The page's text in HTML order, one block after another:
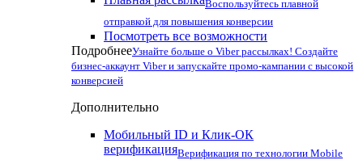
Воспользуйтесь плавной
отправкой для повышения конверсии
Посмотреть все возможности
ПодробнееУзнайте больше о Viber рассылках! Создайте
бизнес-аккаунт Viber и запускайте промо-кампании с высокой
конверсией
Дополнительно
Мобильный ID и Клик-ОК
верификацияВерификация по технологии Mobile